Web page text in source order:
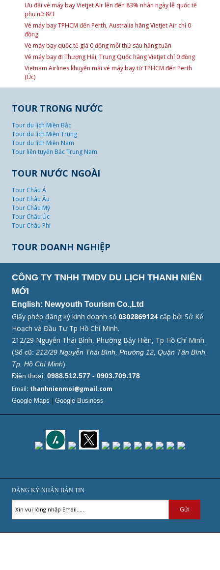
Ưu đãi vé máy bay Vietjet Air lên đến 83% nhân ngày lễ quốc tế
phụ nữ 8/3
Vé máy bay TPHCM đến Perth, Australia hãng Vietjet Air chỉ 0
đồng
Vé máy bay quốc tế giá 0 đồng mỗi thứ sáu hằng tuần
Vé máy bay đi Thượng Hải, Trung Quốc hãng Vietjet chỉ 0 đồng
Vietnam Airlines khuyến mãi vé máy bay từ TPHCM đến Perth
(Úc)
TOUR TRONG NƯỚC
Tour du lịch Miền Bắc
Tour du lịch Miền Trung
Tour du lịch Miền Nam
Tour liên tuyến Bắc Trung Nam
TOUR NƯỚC NGOÀI
Tour Châu Á
Tour Châu Âu
Tour Châu Mỹ
Tour Châu Úc
Tour Châu Phi
TOUR DOANH NGHIỆP
CÔNG TY TNHH TMDV DU LỊCH THANH NIÊN
MỚI
English: Newyouth Tourism Co.,Ltd
Giấy phép đăng ký kinh doanh số 0302869124cấp bởi Sở Kế
Hoạch và Đầu Tư Tp Hồ Chí Minh.
212/29 Nguyễn Thái Bình, Phường Bảy Hiền, Tp Hồ Chí Minh.
(Số cũ: 212/29 Nguyễn Thái Bình, Phường 12, Quận Tân Bình,
Tp. Hồ Chí Minh)
Điện thoại: 0988.512.577 - 0903.709.178
Email: thanhnienmoi@gmail.com
Google Maps Google Business
ĐĂNG KÝ NHẬN BẢN TIN